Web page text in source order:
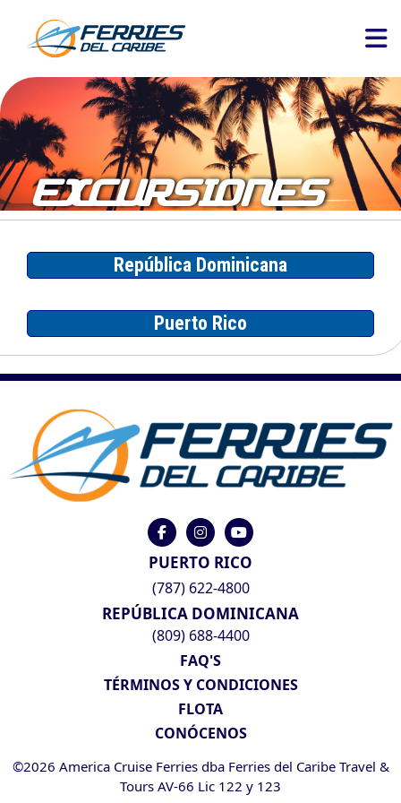
EXCURSIONES
PUERTO RICO
(787) 622-4800
REPÚBLICA DOMINICANA
(809) 688-4400
FAQ'S
TÉRMINOS Y CONDICIONES
FLOTA
CONÓCENOS
©2026 America Cruise Ferries dba Ferries del Caribe Travel &
Tours AV-66 Lic 122 y 123